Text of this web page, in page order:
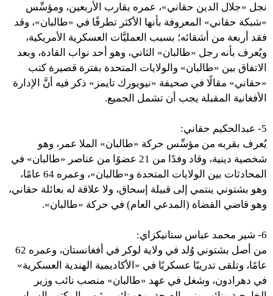
نجل «جلال الدين حقاني»، عمره يقارب الأربعين، ومؤسِّس
«شبكة حقاني» المعروفة بأنها الأكثر تطرفًا في «طالبان»، وقد
فقد أربعة من أشقائه؛ بسبب العمليَّات العسكرية الأمريكية،
ويُعرف بأنه رجل «طالبان» الثاني، وهو أحد نواب القادة، وبعد
الاتفاق بين «طالبان» والولايات المتحدة بفترة قصيرة كتب
«حقاني» مقالًا في صحيفة «نيويورك تايمز» ذكر فيه أنَّ الإدارة
الأفغانية المقبلة يجب أن تشمل الجميع.
5- عبدالحكيم حقاني:
يُعرف بقربه من مؤسِّس حركة «طالبان» الملا عمر، وهو
شخصية دينية، وقاد وفدًا من 21 عضوًا من عناصر «طالبان» في
المحادثات بين الولايات المتحدة و«طالبان»، وعمره 64 عامًا
،
وهو بشتوني ينتمي إلى قبيلة إسحاق، ولا علاقة له بعائلة حقاني،
وهو قاضي القضاة (المدعي العام) في حركة «طالبان».
6- شير محمد عباس ستانيكزاي:
من أصل بشتوني وُلد في ولاية لوكر في أفغانستان، وعمره 62
عامًا، وتلقى تدريبًا عسكريًا في «الأكاديمية الهندية العسكرية»
في دهرادون، وشغل في عهد «طالبان» منصب نائب وزير